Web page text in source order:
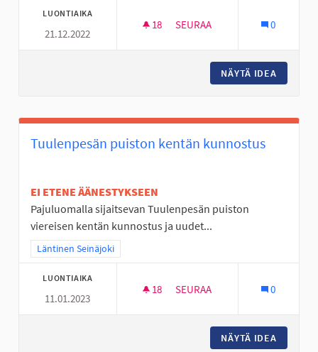
LUONTIAIKA
21.12.2022
18 18 SEURAAJAA
SEURAA 0
NÄYTÄ IDEA
Tuulenpesän puiston kentän kunnostus
EI ETENE ÄÄNESTYKSEEN
Pajuluomalla sijaitsevan Tuulenpesän puiston
viereisen kentän kunnostus ja uudet...
Rajaa tulokset teeman mukaan: Läntinen Seinäjoki
Läntinen Seinäjoki
LUONTIAIKA
11.01.2023
18 18 SEURAAJAA
SEURAA 0
NÄYTÄ IDEA